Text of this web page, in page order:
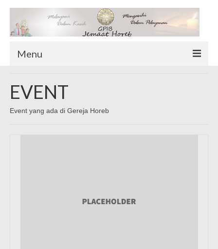
Menu
Sekilas Tentang Horeb
Wilayah Pelayanan
EVENT
Event yang ada di Gereja Horeb